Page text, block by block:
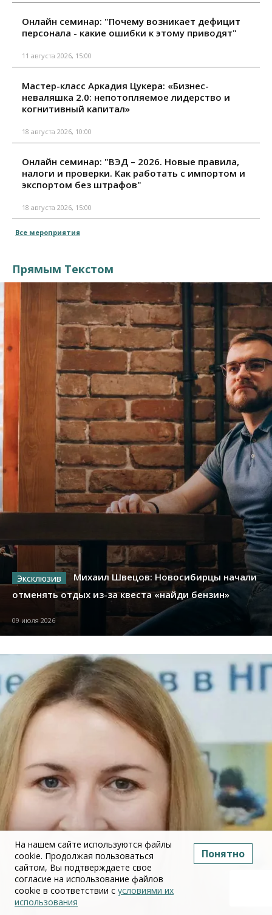
Онлайн семинар: "Почему возникает дефицит
персонала - какие ошибки к этому приводят"
11 августа 2026, 15:00
Мастер-класс Аркадия Цукера: «Бизнес-
неваляшка 2.0: непотопляемое лидерство и
когнитивный капитал»
18 августа 2026, 10:00
Онлайн семинар: "ВЭД – 2026. Новые правила,
налоги и проверки. Как работать с импортом и
экспортом без штрафов"
18 августа 2026, 15:00
Все мероприятия
Прямым Текстом
Михаил Швецов: Новосибирцы начали
отменять отдых из-за квеста «найди бензин»
09 июля 2026
На нашем сайте используются файлы
cookie. Продолжая пользоваться
сайтом, Вы подтверждаете свое
согласие на использование файлов
cookie в соответствии с условиями их
использования
Понятно